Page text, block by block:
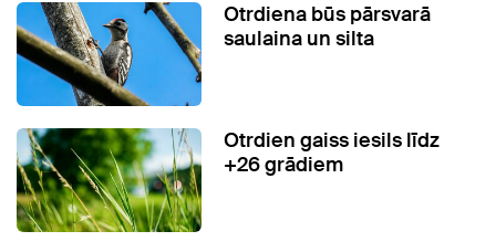
Otrdiena būs pārsvarā
saulaina un silta
Otrdien gaiss iesils līdz
+26 grādiem